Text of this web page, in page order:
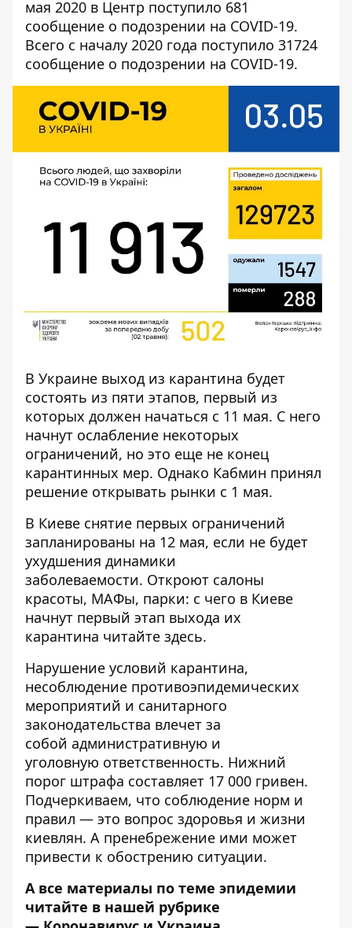
мая 2020 в Центр поступило 681
сообщение о подозрении на COVID-19.
Всего с началу 2020 года поступило 31724
сообщение о подозрении на COVID-19.
В Украине выход из карантина будет
состоять из пяти этапов, первый из
которых должен начаться с 11 мая. С него
начнут ослабление некоторых
ограничений, но это еще не конец
карантинных мер. Однако Кабмин принял
решение открывать рынки с 1 мая.
В Киеве снятие первых ограничений
запланированы на 12 мая, если не будет
ухудшения динамики
заболеваемости. Откроют салоны
красоты, МАФы, парки: с чего в Киеве
начнут первый этап выхода их
карантина читайте здесь.
Нарушение условий карантина,
несоблюдение противоэпидемических
мероприятий и санитарного
законодательства влечет за
собой административную и
уголовную ответственность. Нижний
порог штрафа составляет 17 000 гривен.
Подчеркиваем, что соблюдение норм и
правил — это вопрос здоровья и жизни
киевлян. А пренебрежение ими может
привести к обострению ситуации.
А все материалы по теме эпидемии
читайте в нашей рубрике